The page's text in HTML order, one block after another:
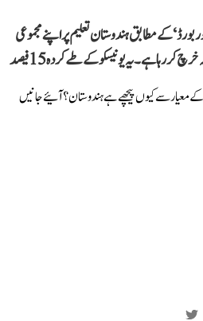
کی 2026 ’ایس ڈی جی 4 اسکور بورڈ‘ کے مطابق ہندوستان تعلیم پر اپنے مجموعی
سرکاری اخراجات کا 14.2 فیصد حصہ خرچ کر رہا ہے۔ یہ یونیسکو کے طے کردہ 15 فیصد